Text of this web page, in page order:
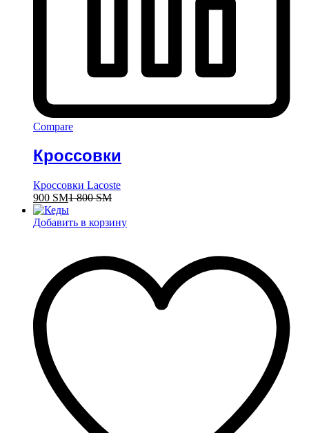
Compare
Кроссовки
Кроссовки Lacoste
900 ЅМ1 800ЅМ
Добавить в корзину